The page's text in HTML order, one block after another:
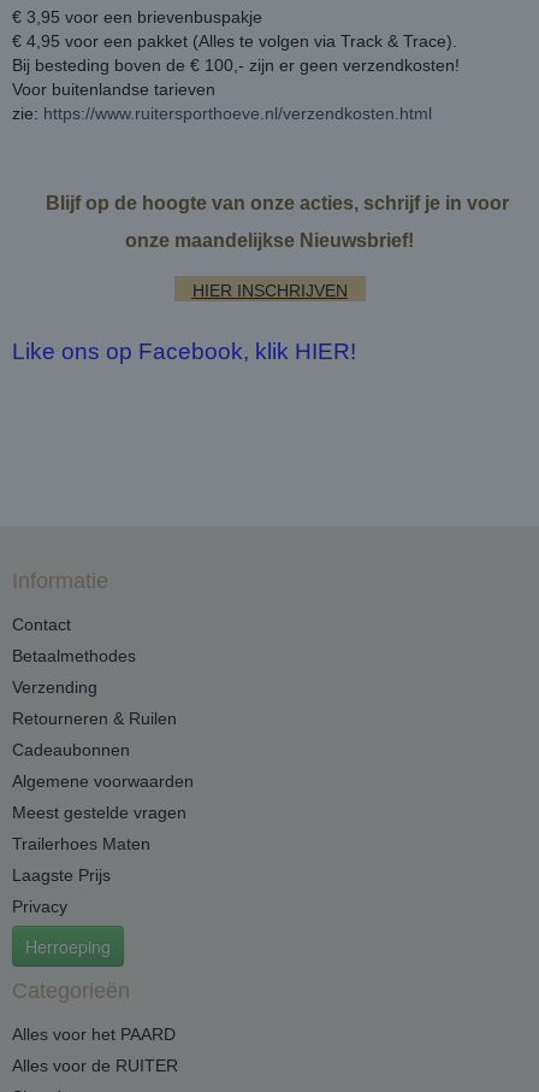
€ 3,95 voor een brievenbuspakje
€ 4,95 voor een pakket (Alles te volgen via Track & Trace).
Bij besteding boven de € 100,- zijn er geen verzendkosten!
Voor buitenlandse tarieven
zie: https://www.ruitersporthoeve.nl/verzendkosten.html
Blijf op de hoogte van onze acties, schrijf je in voor
onze maandelijkse Nieuwsbrief!
HIER INSCHRIJVEN
Like ons op Facebook, klik HIER!
Informatie
Contact
Betaalmethodes
Verzending
Retourneren & Ruilen
Cadeaubonnen
Algemene voorwaarden
Meest gestelde vragen
Trailerhoes Maten
Laagste Prijs
Privacy
Herroeping
Categorieën
Alles voor het PAARD
Alles voor de RUITER